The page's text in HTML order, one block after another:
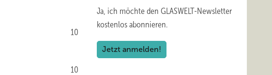
10
10
Ja, ich möchte den GLASWELT-Newsletter
kostenlos abonnieren.
Jetzt anmelden!